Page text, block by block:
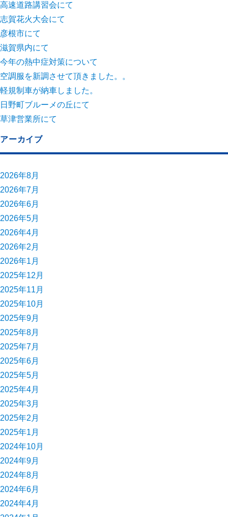
高速道路講習会にて
志賀花火大会にて
彦根市にて
滋賀県内にて
今年の熱中症対策について
空調服を新調させて頂きました。。
軽規制車が納車しました。
日野町ブルーメの丘にて
草津営業所にて
アーカイブ
2026年8月
2026年7月
2026年6月
2026年5月
2026年4月
2026年2月
2026年1月
2025年12月
2025年11月
2025年10月
2025年9月
2025年8月
2025年7月
2025年6月
2025年5月
2025年4月
2025年3月
2025年2月
2025年1月
2024年10月
2024年9月
2024年8月
2024年6月
2024年4月